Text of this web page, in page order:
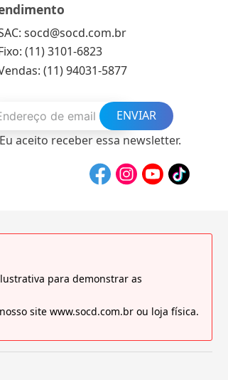
socd@socd.com.br
(11) 3101-6823
(11) 94031-5877
ENVIAR
Eu aceito receber essa newsletter.
para demonstrar as
site www.socd.com.br ou loja física.